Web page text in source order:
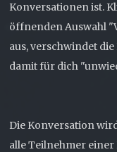
Konversationen ist.
öffnenden Auswahl
aus, verschwindet
damit für dich
Die Konversation
alle Teilnehmer einer